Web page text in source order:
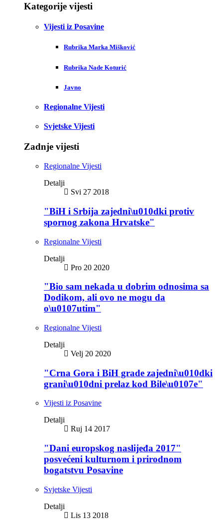
Kategorije vijesti
Vijesti iz Posavine
Rubrika Marka Mišković
Rubrika Nade Koturić
Javno
Regionalne Vijesti
Svjetske Vijesti
Zadnje vijesti
Regionalne Vijesti
Detalji
Svi 27 2018
"BiH i Srbija zajedni\u010dki protiv
spornog zakona Hrvatske"
Regionalne Vijesti
Detalji
Pro 20 2020
"Bio sam nekada u dobrim odnosima sa
Dodikom, ali ovo ne mogu da
o\u0107utim"
Regionalne Vijesti
Detalji
Velj 20 2020
"Crna Gora i BiH grade zajedni\u010dki
grani\u010dni prelaz kod Bile\u0107e"
Vijesti iz Posavine
Detalji
Ruj 14 2017
"Dani europskog naslijeđa 2017"
posvećeni kulturnom i prirodnom
bogatstvu Posavine
Svjetske Vijesti
Detalji
Lis 13 2018